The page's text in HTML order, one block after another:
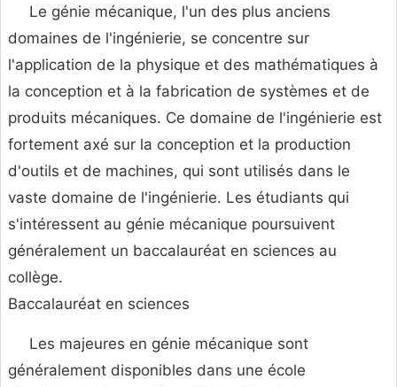
Le génie mécanique, l'un des plus anciens
domaines de l'ingénierie, se concentre sur
l'application de la physique et des mathématiques à
la conception et à la fabrication de systèmes et de
produits mécaniques. Ce domaine de l'ingénierie est
fortement axé sur la conception et la production
d'outils et de machines, qui sont utilisés dans le
vaste domaine de l'ingénierie. Les étudiants qui
s'intéressent au génie mécanique poursuivent
généralement un baccalauréat en sciences au
collège.
Baccalauréat en sciences
Les majeures en génie mécanique sont
généralement disponibles dans une école